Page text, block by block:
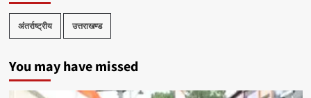
अंतर्राष्ट्रीय उत्तराखण्ड
You may have missed